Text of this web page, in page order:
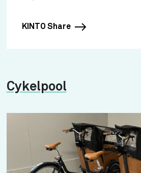
KINTO Share
Cykelpool